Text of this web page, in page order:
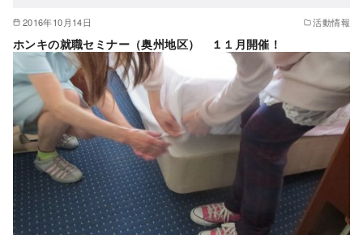
2016年10月14日 活動情報
ホンキの就職セミナー（奥州地区） １１月開催！